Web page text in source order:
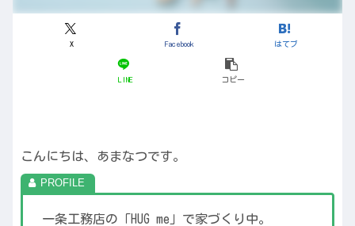
X Facebook はてブ
LINE コピー
こんにちは、あまなつです。
一条工務店の「HUG me」で家づくり中。